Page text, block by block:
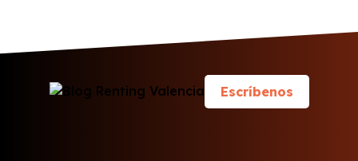
Escríbenos